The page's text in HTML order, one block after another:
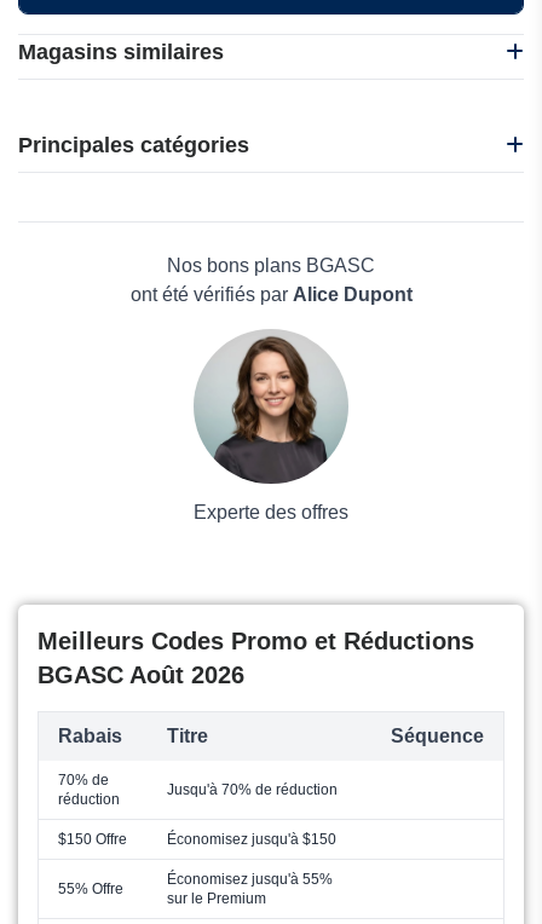
Magasins similaires
BGASC
Principales catégories
Maison & JardinNos bons plans BGASC
ont été vérifiés par Alice Dupont
Experte des offres
Meilleurs Codes Promo et Réductions
BGASC Août 2026
Rabais Titre Séquence
70% de
réduction
Jusqu'à 70% de réduction
$150 Offre Économisez jusqu'à $150
55% Offre
Économisez jusqu'à 55%
sur le Premium